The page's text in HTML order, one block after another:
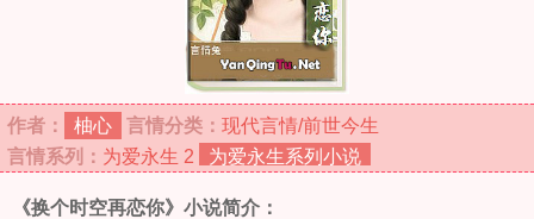
作者： 柚心 言情分类： 现代言情/前世今生
言情系列： 为爱永生 2 为爱永生系列小说
《换个时空再恋你》小说简介：